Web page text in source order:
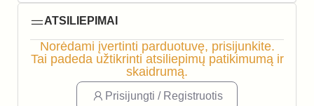
ATSILIEPIMAI
Norėdami įvertinti parduotuvę, prisijunkite.
Tai padeda užtikrinti atsiliepimų patikimumą ir
skaidrumą.
Prisijungti / Registruotis